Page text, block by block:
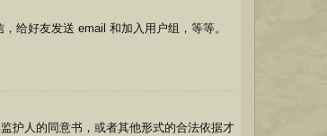
给好友发送 email 和加入用户组，等等。
护人的同意书，或者其他形式的合法依据才